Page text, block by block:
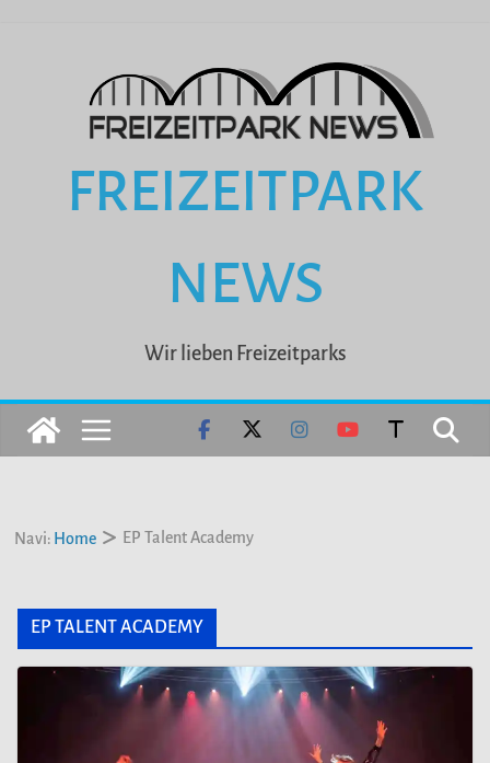
FREIZEITPARK
NEWS
Wir lieben Freizeitparks
Navi: Home EP Talent Academy
EP TALENT ACADEMY